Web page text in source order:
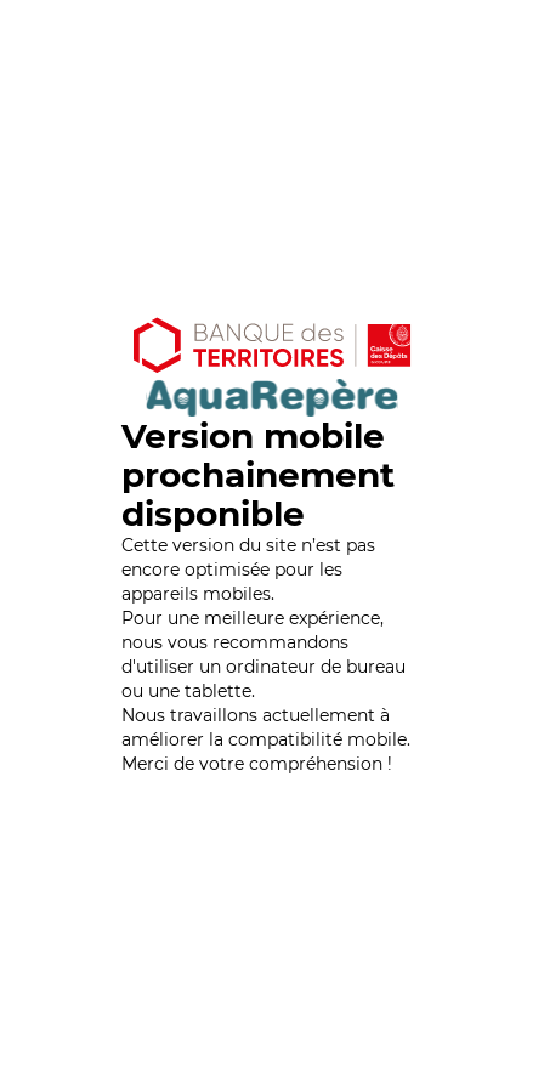
Version mobile
prochainement
disponible
Cette version du site n’est pas
encore optimisée pour les
appareils mobiles.
Pour une meilleure expérience,
nous vous recommandons
d'utiliser un ordinateur de bureau
ou une tablette.
Nous travaillons actuellement à
améliorer la compatibilité mobile.
Merci de votre compréhension !